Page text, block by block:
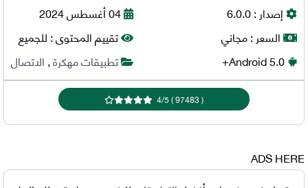
إصدار :6.0.0
السعر :مجاني
Android5.0+
04 أغسطس 2024
تقييم المحتوى :للجميع
تطبيقات مهكرة,الاتصال
(
97483
)
4/5
ADS HERE